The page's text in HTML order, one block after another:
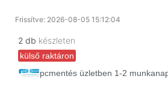
Frissítve: 2026-08-05 15:12:04
2 db készleten
külső raktáron
pcmentés üzletben 1-2